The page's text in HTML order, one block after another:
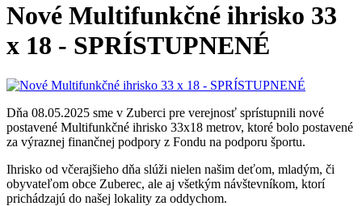
Nové Multifunkčné ihrisko 33
x 18 - SPRÍSTUPNENÉ
Dňa 08.05.2025 sme v Zuberci pre verejnosť sprístupnili nové
postavené Multifunkčné ihrisko 33x18 metrov, ktoré bolo postavené
za výraznej finančnej podpory z Fondu na podporu športu.
Ihrisko od včerajšieho dňa slúži nielen našim deťom, mladým, či
obyvateľom obce Zuberec, ale aj všetkým návštevníkom, ktorí
prichádzajú do našej lokality za oddychom.